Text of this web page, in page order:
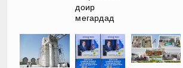
доир
мегардад